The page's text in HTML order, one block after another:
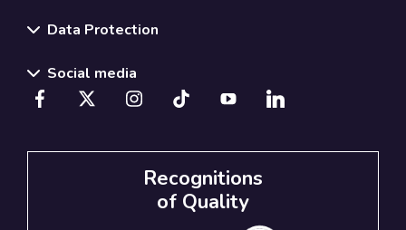
Data Protection
Social media
Recognitions
of Quality